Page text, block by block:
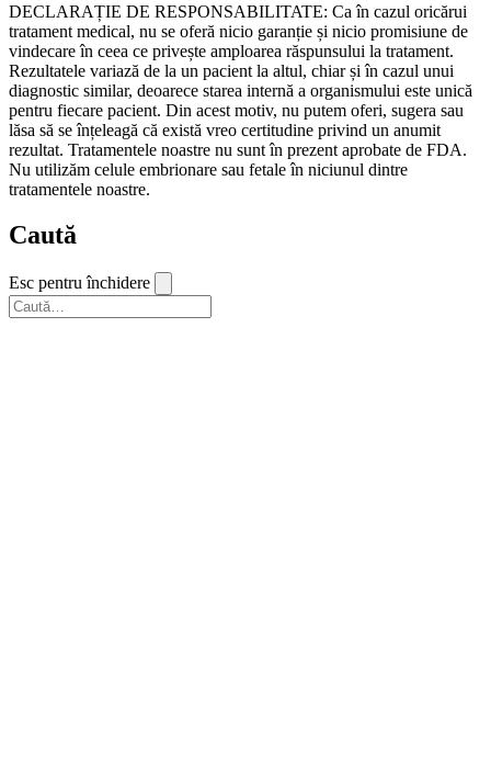
DECLARAȚIE DE RESPONSABILITATE: Ca în cazul oricărui
tratament medical, nu se oferă nicio garanție și nicio promisiune de
vindecare în ceea ce privește amploarea răspunsului la tratament.
Rezultatele variază de la un pacient la altul, chiar și în cazul unui
diagnostic similar, deoarece starea internă a organismului este unică
pentru fiecare pacient. Din acest motiv, nu putem oferi, sugera sau
lăsa să se înțeleagă că există vreo certitudine privind un anumit
rezultat. Tratamentele noastre nu sunt în prezent aprobate de FDA.
Nu utilizăm celule embrionare sau fetale în niciunul dintre
tratamentele noastre.
Caută
Esc pentru închidere